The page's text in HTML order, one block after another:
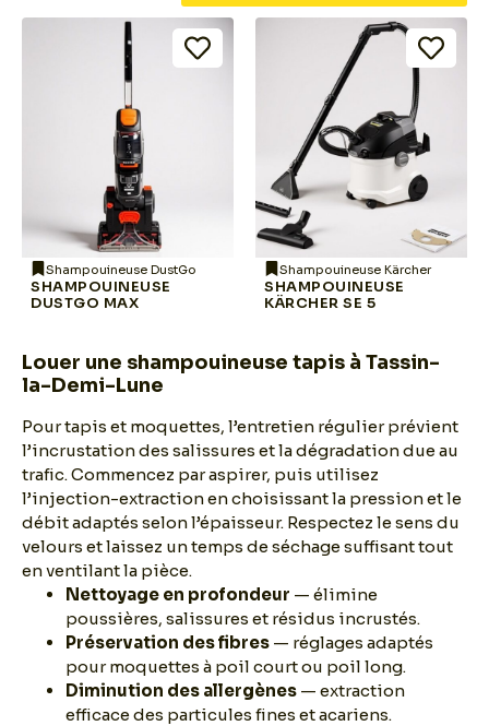
Shampouineuse DustGo
SHAMPOUINEUSE
DUSTGO MAX
Shampouineuse Kärcher
SHAMPOUINEUSE
KÄRCHER SE 5
Louer une shampouineuse tapis à Tassin-
la-Demi-Lune
Pour tapis et moquettes, l’entretien régulier prévient
l’incrustation des salissures et la dégradation due au
trafic. Commencez par aspirer, puis utilisez
l’injection-extraction en choisissant la pression et le
débit adaptés selon l’épaisseur. Respectez le sens du
velours et laissez un temps de séchage suffisant tout
en ventilant la pièce.
Nettoyage en profondeur — élimine
poussières, salissures et résidus incrustés.
Préservation des fibres — réglages adaptés
pour moquettes à poil court ou poil long.
Diminution des allergènes — extraction
efficace des particules fines et acariens.